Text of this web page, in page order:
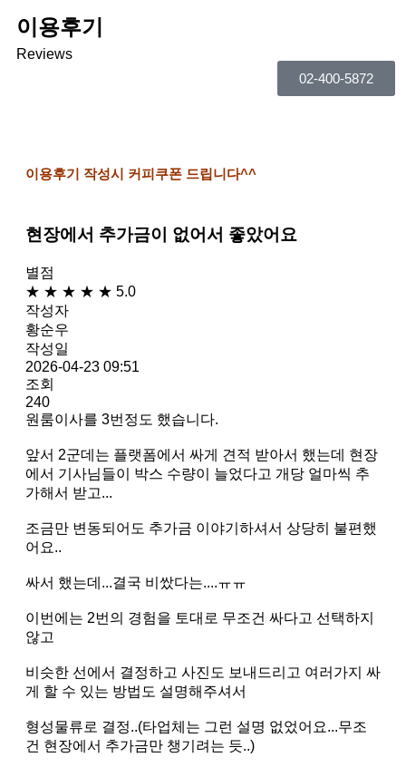
02-400-5872
이용후기
Reviews
이용후기 작성시 커피쿠폰 드립니다^^
현장에서 추가금이 없어서 좋았어요
별점
★ ★ ★ ★ ★ 5.0
작성자
황순우
작성일
2026-04-23 09:51
조회
240
원룸이사를 3번정도 했습니다.
앞서 2군데는 플랫폼에서 싸게 견적 받아서 했는데 현장
에서 기사님들이 박스 수량이 늘었다고 개당 얼마씩 추
가해서 받고...
조금만 변동되어도 추가금 이야기하셔서 상당히 불편했
어요..
싸서 했는데...결국 비쌌다는....ㅠㅠ
이번에는 2번의 경험을 토대로 무조건 싸다고 선택하지
않고
비슷한 선에서 결정하고 사진도 보내드리고 여러가지 싸
게 할 수 있는 방법도 설명해주셔서
형성물류로 결정..(타업체는 그런 설명 없었어요...무조
건 현장에서 추가금만 챙기려는 듯..)